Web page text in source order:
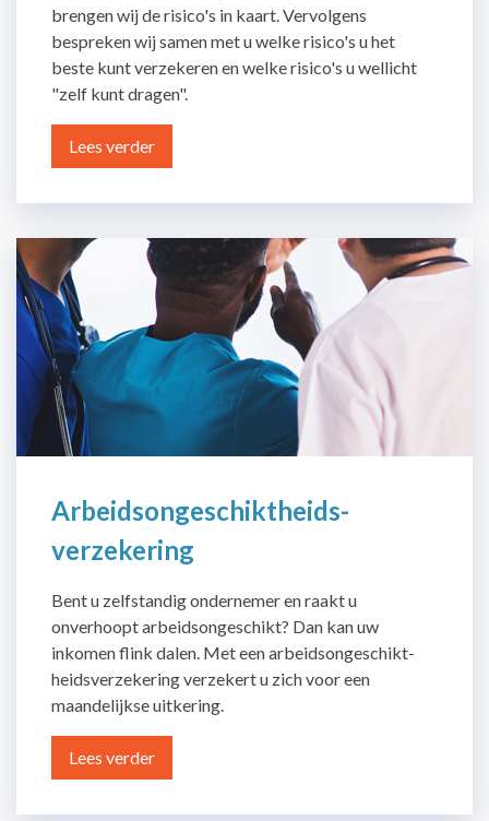
brengen wij de risico's in kaart. Vervolgens
bespreken wij samen met u welke risico's u het
beste kunt verzekeren en welke risico's u wellicht
"zelf kunt dragen".
Lees verder
Arbeids­ongeschiktheids­
verzekering
Bent u zelfstandig ondernemer en raakt u
onverhoopt arbeidsongeschikt? Dan kan uw
inkomen flink dalen. Met een arbeids­ongeschikt­
heids­verzekering verzekert u zich voor een
maandelijkse uitkering.
Lees verder